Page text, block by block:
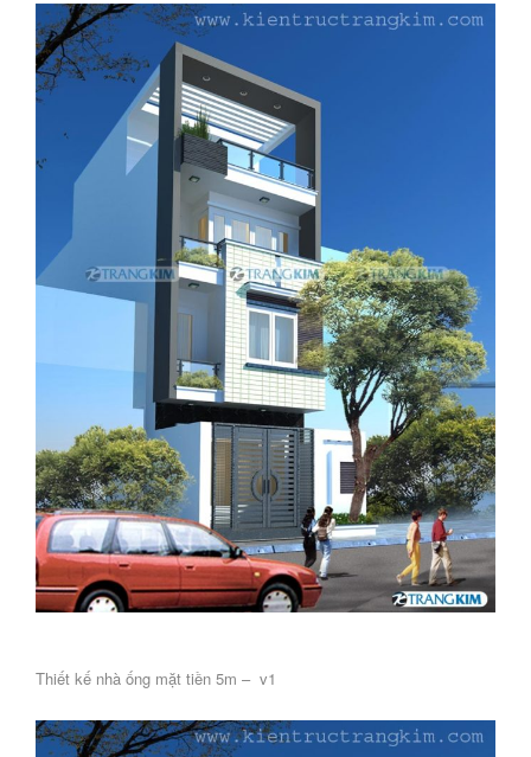
Thiết kế nhà ống mặt tiền 5m – v1